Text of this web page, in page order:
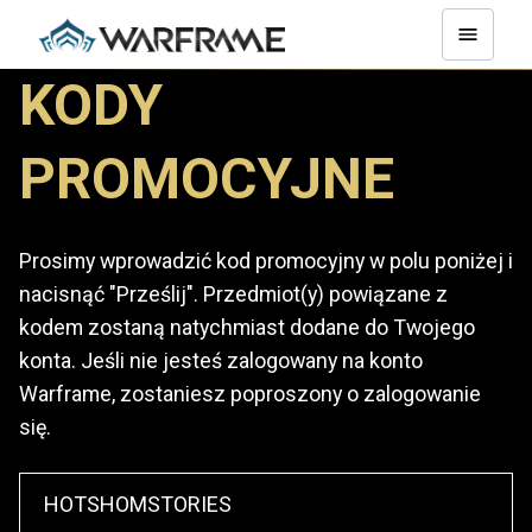
KODY
PROMOCYJNE
Prosimy wprowadzić kod promocyjny w polu poniżej i
nacisnąć "Prześlij". Przedmiot(y) powiązane z
kodem zostaną natychmiast dodane do Twojego
konta. Jeśli nie jesteś zalogowany na konto
Warframe, zostaniesz poproszony o zalogowanie
się.